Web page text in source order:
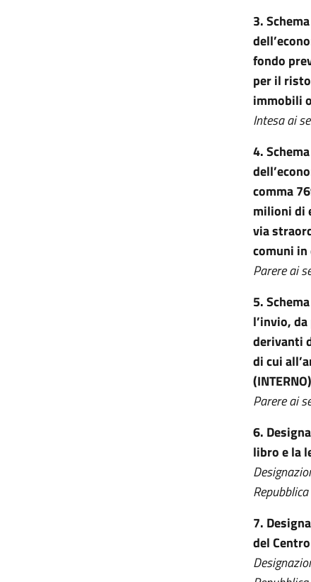
3.
fondo
per il
immobili
Intesa ai
4.
comma
milioni di
via
comuni in
Parere ai
5.
l’invio,
derivanti
di cui
(INTERNO)
Parere ai
6.
libro e la
7.
del